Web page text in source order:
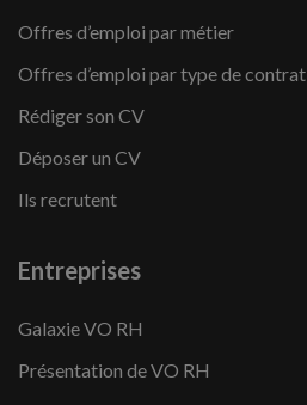
Offres d’emploi par métier
Offres d’emploi par type de contrat
Rédiger son CV
Déposer un CV
Ils recrutent
Entreprises
Galaxie VO RH
Présentation de VO RH